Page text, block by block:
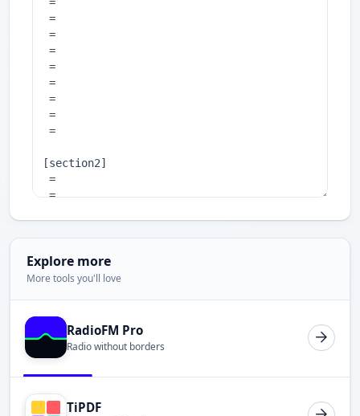
Explore more
More tools you'll love
RadioFM Pro
Radio without borders
TiPDF